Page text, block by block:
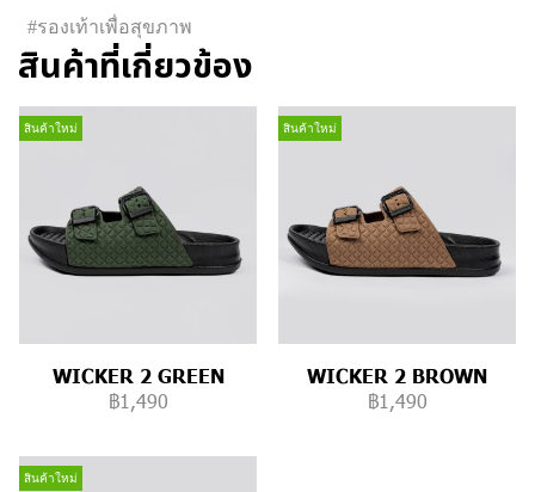
#รองเท้าเพื่อสุขภาพ
สินค้าที่เกี่ยวข้อง
สินค้าใหม่
WICKER 2 GREEN
฿1,490
สินค้าใหม่
WICKER 2 BROWN
฿1,490
สินค้าใหม่